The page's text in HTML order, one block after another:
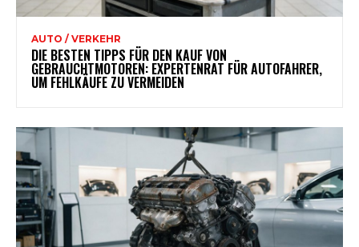
AUTO / VERKEHR
DIE BESTEN TIPPS FÜR DEN KAUF VON
GEBRAUCHTMOTOREN: EXPERTENRAT FÜR AUTOFAHRER,
UM FEHLKÄUFE ZU VERMEIDEN